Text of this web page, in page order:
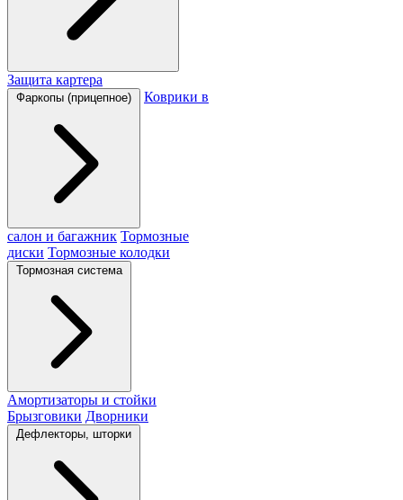
Защита картера
Фаркопы (прицепное) Коврики в
салон и багажник Тормозные
диски Тормозные колодки
Тормозная система
Амортизаторы и стойки
Брызговики Дворники
Дефлекторы, шторки